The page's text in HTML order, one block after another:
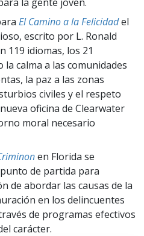
El Camino a la Felicidadel
escrito por L. Ronald
119 idiomas, los 21
calma a las comunidades
la paz a las zonas
civiles y el respeto
oficina de Clearwater
moral necesario
en Florida se
de partida para
de abordar las causas de la
en los delincuentes
de programas efectivos
carácter.